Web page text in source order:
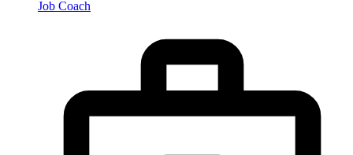
Job Coach